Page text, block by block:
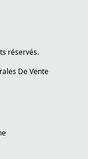
réservés.
De Vente